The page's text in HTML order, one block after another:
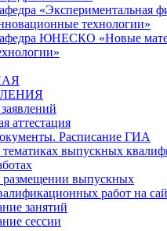
«Экспериментальная
технологии»
ЮНЕСКО «Новые
аттестация
Расписание ГИА
выпускных
выпускных
работ на
занятий
сессии